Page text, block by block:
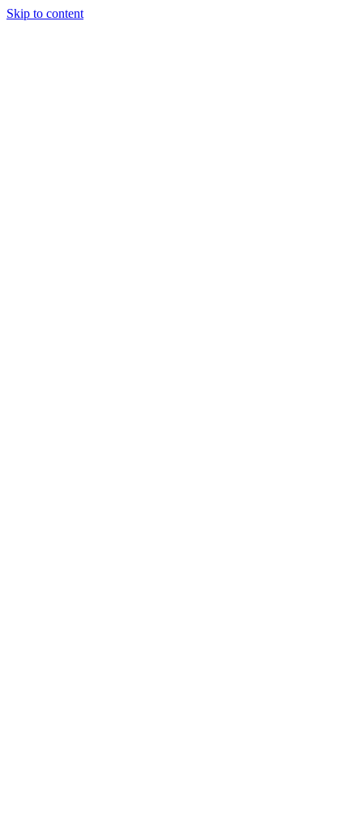
Skip to content